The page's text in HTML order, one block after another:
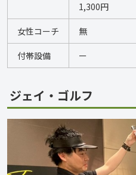
1,300円
女性コーチ 無
付帯設備 ー
ジェイ・ゴルフ